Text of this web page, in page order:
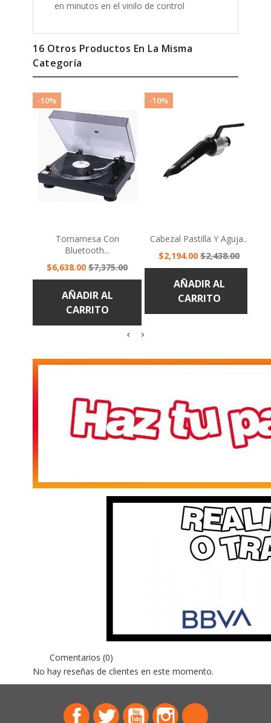
16 Otros Productos En La Misma
Categoría
Bluetooth...
Precio
$6,638.00 Precio
base
$7,375.00
AÑADIR AL
CARRITO
Precio
$2,194.00 Precio
base
$2,438.00
AÑADIR AL
CARRITO
Comentarios (0)
No hay reseñas de clientes en este momento.